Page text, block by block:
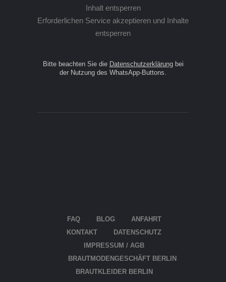
Inhalt entsperren
Erforderlichen Service akzeptieren und Inhalte
entsperren
Bitte beachten Sie die Datenschutzerklärungbei
der Nutzung des WhatsApp-Buttons.
FAQ BLOG
ANFAHRT
KON­TAKT
DATEN­SCHUTZ
IMPRES­SUM / AGB
BRAUT­MO­DEN­GE­SCHÄFT BERLIN
BRAUT­KLEI­DER BERLIN